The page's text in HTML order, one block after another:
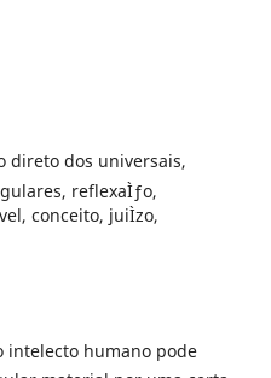
direto dos universais,
reflexaÌƒo,
conceito, juiÌzo,
intelecto humano pode